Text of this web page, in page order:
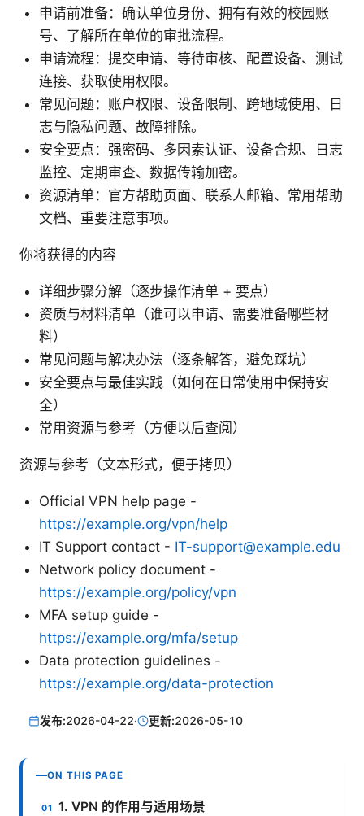
申请前准备：确认单位身份、拥有有效的校园账
号、了解所在单位的审批流程。
申请流程：提交申请、等待审核、配置设备、测试
连接、获取使用权限。
常见问题：账户权限、设备限制、跨地域使用、日
志与隐私问题、故障排除。
安全要点：强密码、多因素认证、设备合规、日志
监控、定期审查、数据传输加密。
资源清单：官方帮助页面、联系人邮箱、常用帮助
文档、重要注意事项。
你将获得的内容
详细步骤分解（逐步操作清单 + 要点）
资质与材料清单（谁可以申请、需要准备哪些材
料）
常见问题与解决办法（逐条解答，避免踩坑）
安全要点与最佳实践（如何在日常使用中保持安
全）
常用资源与参考（方便以后查阅）
资源与参考（文本形式，便于拷贝）
Official VPN help page -
https://example.org/vpn/help
IT Support contact - IT-support@example.edu
Network policy document -
https://example.org/policy/vpn
MFA setup guide -
https://example.org/mfa/setup
Data protection guidelines -
https://example.org/data-protection
发布:2026-04-22· 更新:2026-05-10
ON THIS PAGE
1. VPN 的作用与适用场景